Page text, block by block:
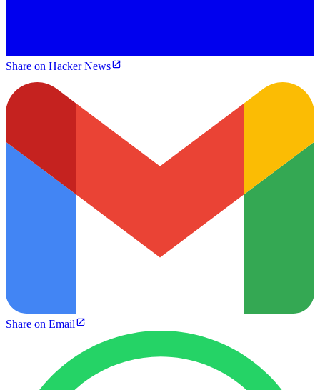
Share on Hacker News
Share on Email